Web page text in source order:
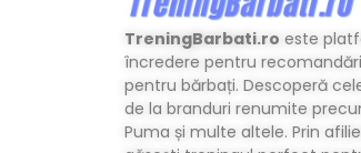
TreningBarbati.ro este
încredere pentru
pentru bărbați. Descoperă
de la branduri renumite
Puma și multe altele. Prin